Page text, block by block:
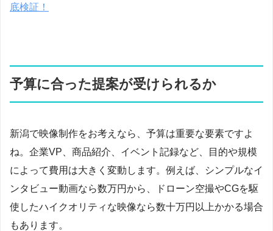
底検証！
予算に合った提案が受けられるか
新潟で映像制作をお考えなら、予算は重要な要素ですよ
ね。企業VP、商品紹介、イベント記録など、目的や規模
によって費用は大きく変動します。例えば、シンプルなイ
ンタビュー動画なら数万円から、ドローン空撮やCGを駆
使したハイクオリティな映像なら数十万円以上かかる場合
もあります。